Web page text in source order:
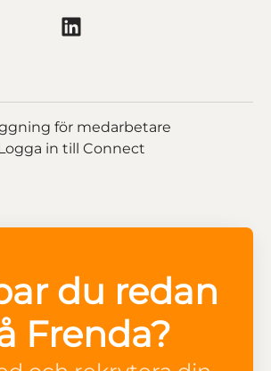
för medarbetare
in till Connect
du redan
Frenda?